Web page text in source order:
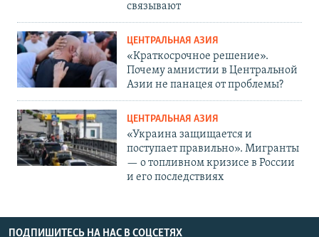
связывают
ЦЕНТРАЛЬНАЯ АЗИЯ
«Краткосрочное решение».
Почему амнистии в Центральной
Азии не панацея от проблемы?
ЦЕНТРАЛЬНАЯ АЗИЯ
«Украина защищается и
поступает правильно». Мигранты
— о топливном кризисе в России
и его последствиях
ПОДПИШИТЕСЬ НА НАС В СОЦСЕТЯХ